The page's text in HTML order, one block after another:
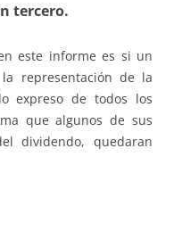
tercero.
este informe es si un
representación de la
expreso de todos los
que algunos de sus
dividendo, quedaran